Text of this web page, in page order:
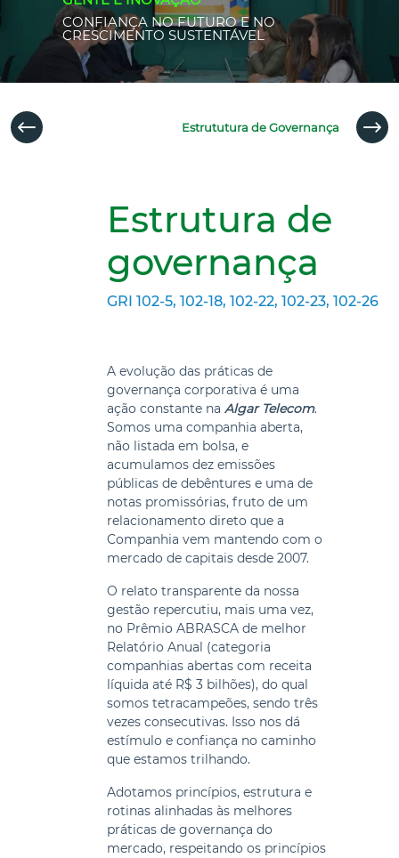
CONFIANÇA NO FUTURO E NO
CRESCIMENTO SUSTENTÁVEL
Estrututura de Governança
Estrutura de
governança
GRI 102-5, 102-18, 102-22, 102-23, 102-26
A evolução das práticas de
governança corporativa é uma
ação constante naAlgar Telecom.
Somos uma companhia aberta,
não listada em bolsa, e
acumulamos dez emissões
públicas de debêntures e uma de
notas promissórias, fruto de um
relacionamento direto que a
Companhia vem mantendo com o
mercado de capitais desde 2007.
O relato transparente da nossa
gestão repercutiu, mais uma vez,
no Prêmio ABRASCA de melhor
Relatório Anual (categoria
companhias abertas com receita
líquida até R$ 3 bilhões), do qual
somos tetracampeões, sendo três
vezes consecutivas. Isso nos dá
estímulo e confiança no caminho
que estamos trilhando.
Adotamos princípios, estrutura e
rotinas alinhadas às melhores
práticas de governança do
mercado, respeitando os princípios